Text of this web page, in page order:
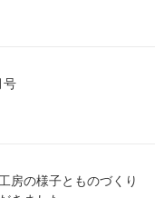
号
房の様子とものづくり